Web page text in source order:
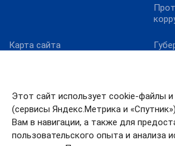
Этот сайт использует cookie-файлы и
(сервисы Яндекс.Метрика и
Вам в навигации, а также для
пользовательского опыта и анализа
Карта сайта
Официальный сайт Года
российского кино
Правовой портал в
сфере культуры